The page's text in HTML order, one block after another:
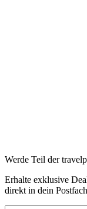
Werde Teil der
Erhalte exklusive
direkt in dein